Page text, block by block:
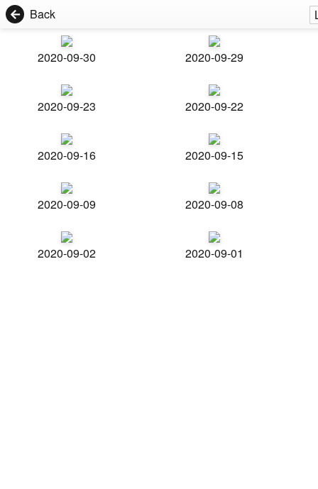
Back
2020-09-30 2020-09-29
2020-09-23 2020-09-22
2020-09-16 2020-09-15
2020-09-09 2020-09-08
2020-09-02 2020-09-01